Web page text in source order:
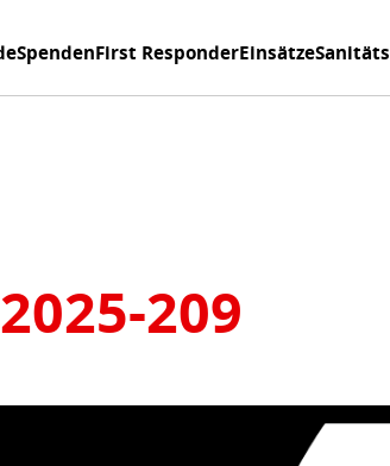
SpendenFirst ResponderEinsätze
209